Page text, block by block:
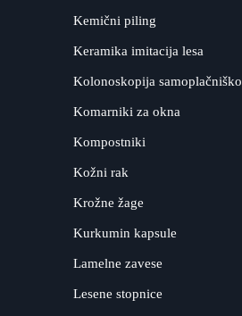
Kemični piling
Keramika imitacija lesa
Kolonoskopija samoplačniško
Komarniki za okna
Kompostniki
Kožni rak
Krožne žage
Kurkumin kapsule
Lamelne zavese
Lesene stopnice